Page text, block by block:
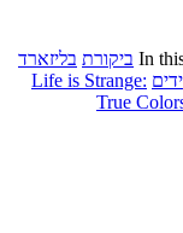
In ביקורת בליזארד
Life is Strange:
True